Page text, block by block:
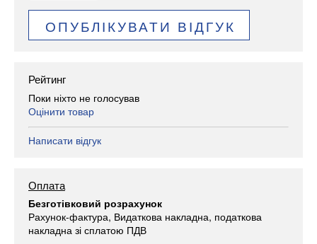
ОПУБЛІКУВАТИ ВІДГУК
Рейтинг
Поки ніхто не голосував
Оцінити товар
Написати відгук
Оплата
Безготівковий розрахунок
Рахунок-фактура, Видаткова накладна, податкова
накладна зі сплатою ПДВ